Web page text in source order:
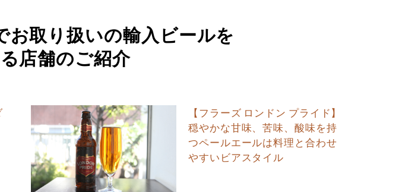
お取り扱いの輸入ビールを
店舗のご紹介
【フラーズ ロンドン プライド】
穏やかな甘味、苦味、酸味を持
つペールエールは料理と合わせ
やすいビアスタイル